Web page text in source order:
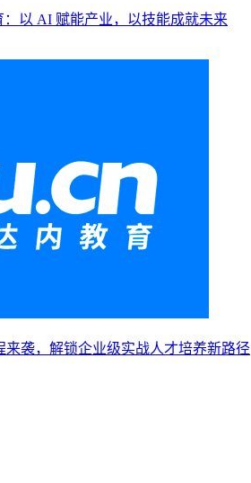
以 AI 赋能产业，以技能成就未来
袭，解锁企业级实战人才培养新路径